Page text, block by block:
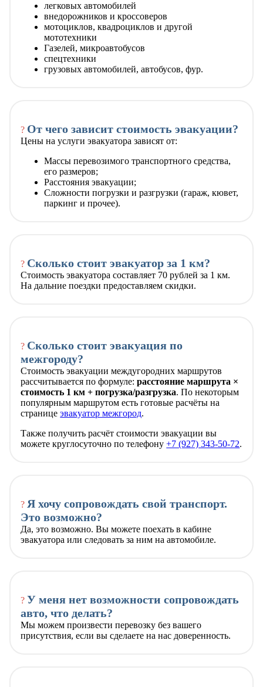
легковых автомобилей
внедорожников и кроссоверов
мотоциклов, квадроциклов и другой
мототехники
Газелей, микроавтобусов
спецтехники
грузовых автомобилей, автобусов, фур.
? От чего зависит стоимость эвакуации?
Цены на услуги эвакуатора зависят от:
Массы перевозимого транспортного средства,
его размеров;
Расстояния эвакуации;
Сложности погрузки и разгрузки (гараж, кювет,
паркинг и прочее).
? Сколько стоит эвакуатор за 1 км?
Стоимость эвакуатора составляет 70 рублей за 1 км.
На дальние поездки предоставляем скидки.
? Сколько стоит эвакуация по
межгороду?
Стоимость эвакуации междугородних маршрутов
рассчитывается по формуле:расстояние маршрута ×
стоимость 1 км + погрузка/разгрузка. По некоторым
популярным маршрутом есть готовые расчёты на
страницеэвакуатор межгород.
Также получить расчёт стоимости эвакуации вы
можете круглосуточно по телефону+7 (927) 343-50-72.
? Я хочу сопровождать свой транспорт.
Это возможно?
Да, это возможно. Вы можете поехать в кабине
эвакуатора или следовать за ним на автомобиле.
? У меня нет возможности сопровождать
авто, что делать?
Мы можем произвести перевозку без вашего
присутствия, если вы сделаете на нас доверенность.